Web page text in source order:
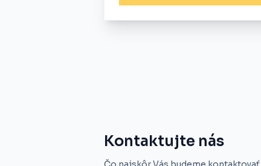
Kontaktujte nás